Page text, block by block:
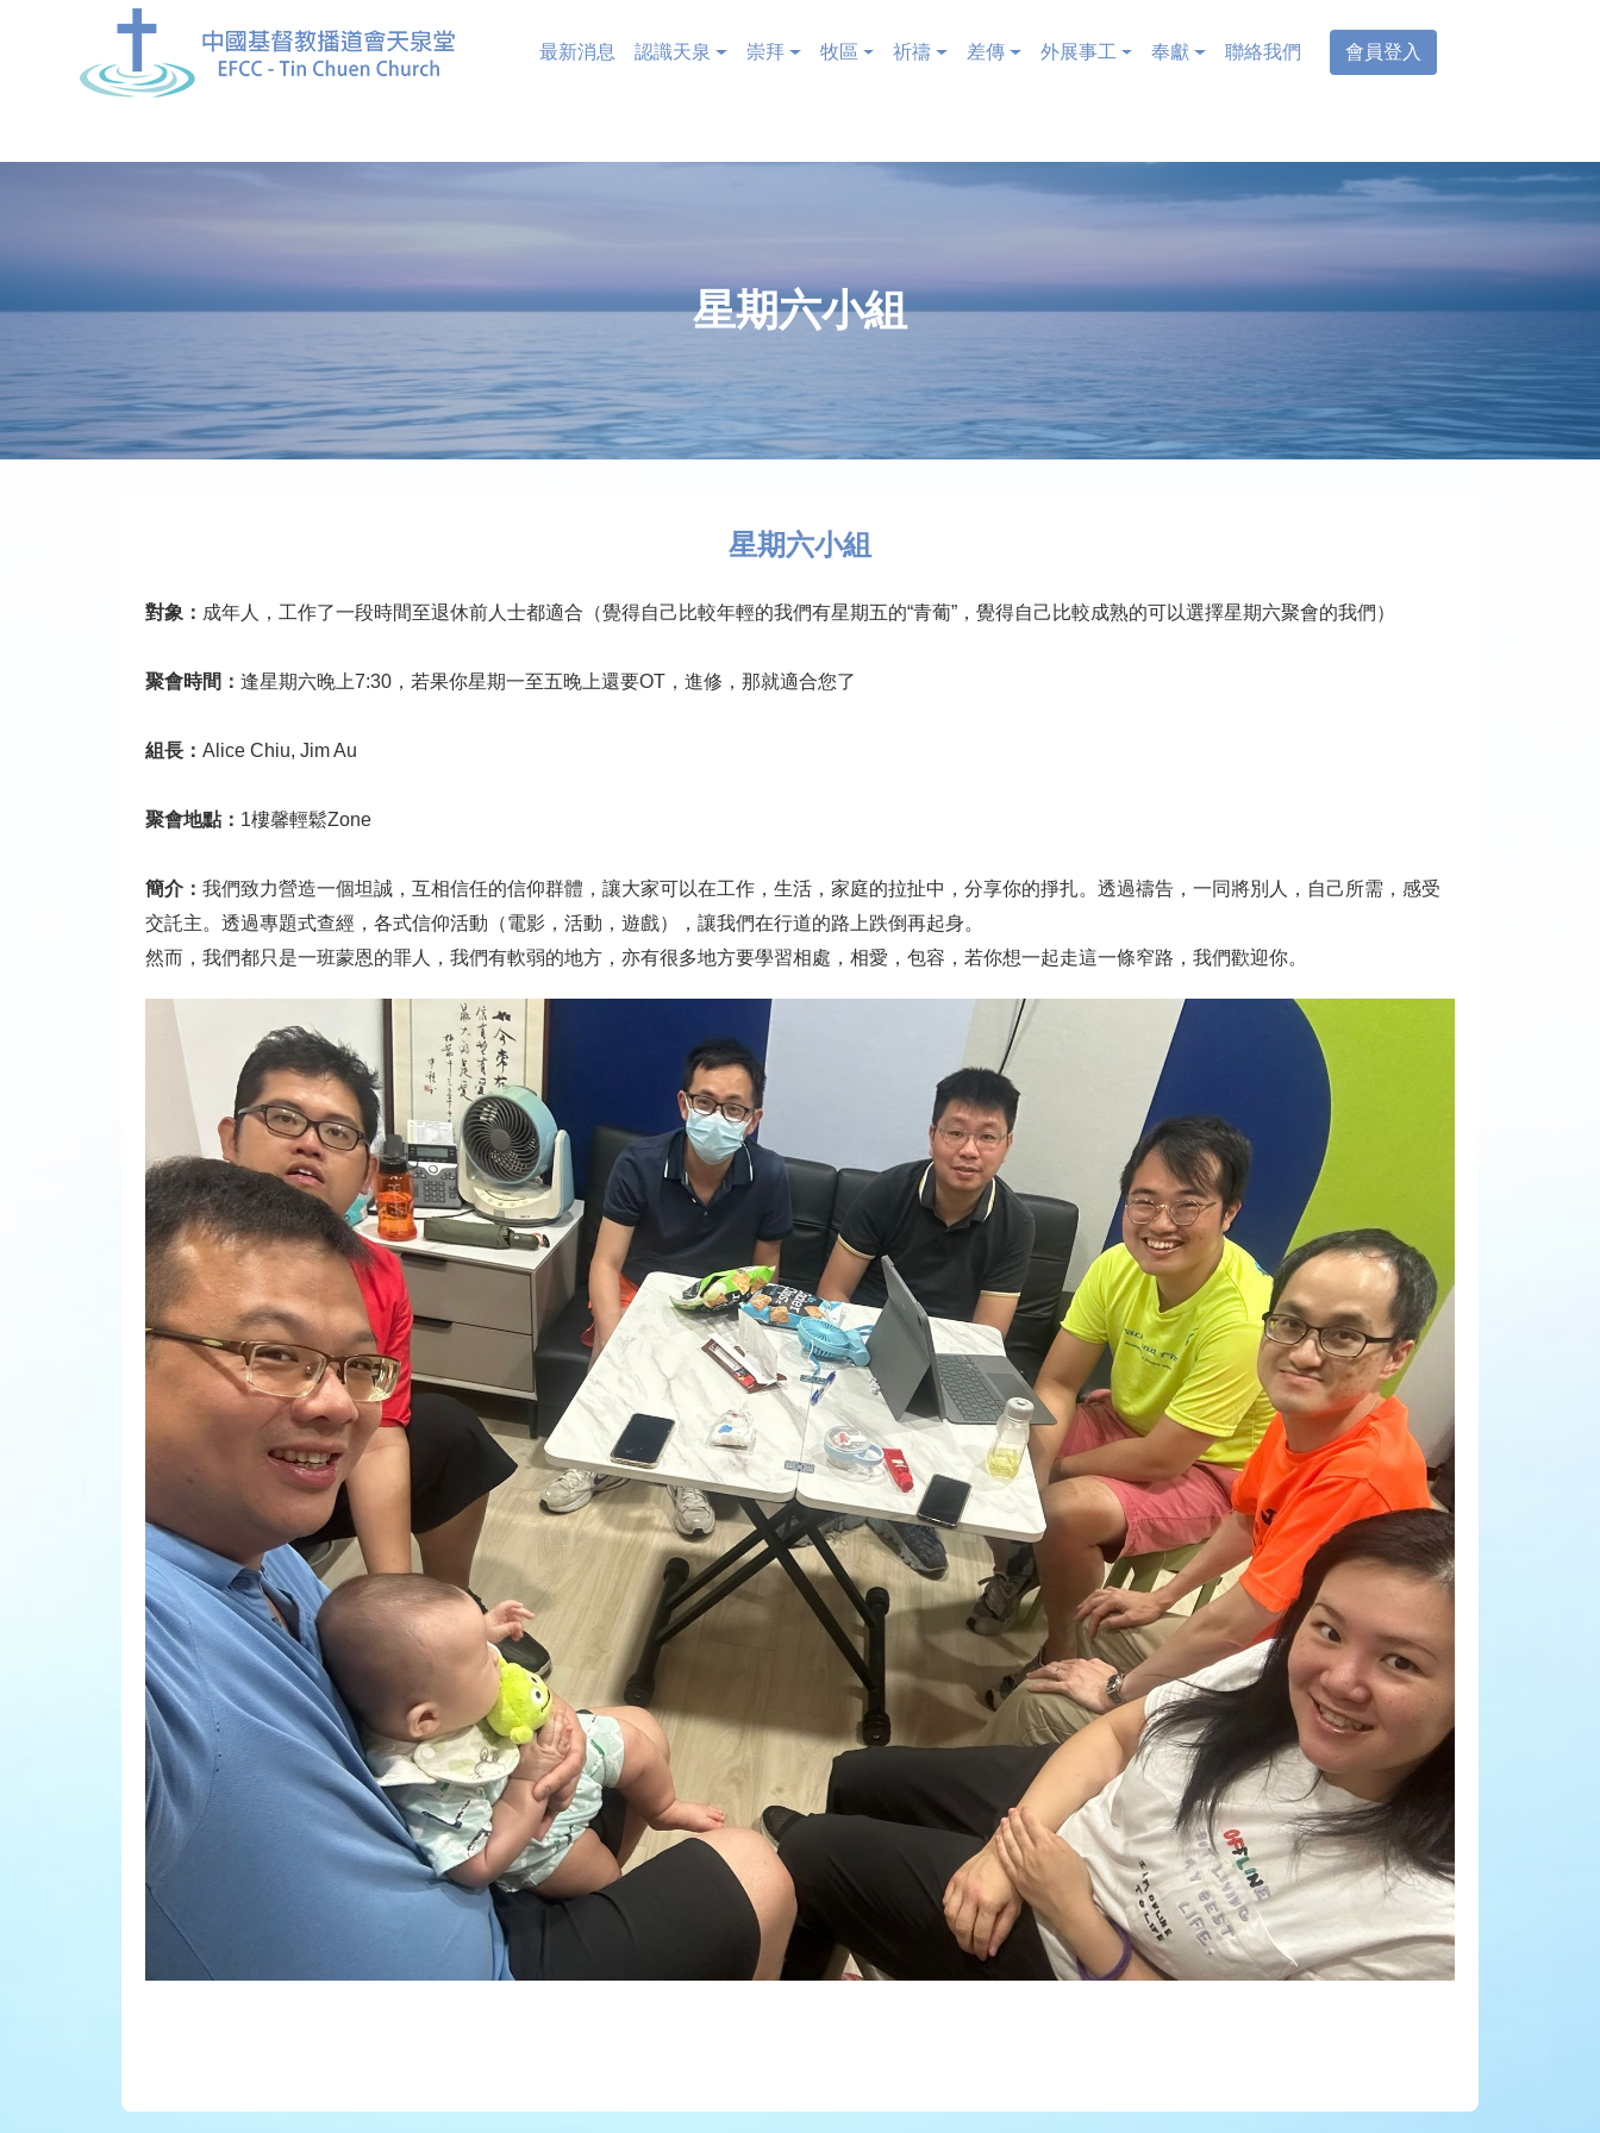
中國基督教播道會天泉堂 牧區資訊
最新消息 認識天泉 崇拜 牧區 祈禱 差傳 外展事工 奉獻 聯絡我們 會員登入
星期六小組
星期六小組
對象： 成年人，工作了一段時間至退休前人士都適合（覺得自己比較年輕的我們有星期五的“青葡”，覺得自己比較成熟的可以選擇星期六聚會的我們）
聚會時間： 逢星期六晚上7:30，若果你星期一至五晚上還要OT，進修，那就適合您了
組長： Alice Chiu, Jim Au
聚會地點： 1樓馨輕鬆Zone
簡介： 我們致力營造一個坦誠，互相信任的信仰群體，讓大家可以在工作，生活，家庭的拉扯中，分享你的掙扎。透過禱告，一同將別人，自己所需，感受
交託主。透過專題式查經，各式信仰活動（電影，活動，遊戲），讓我們在行道的路上跌倒再起身。
然而，我們都只是一班蒙恩的罪人，我們有軟弱的地方，亦有很多地方要學習相處，相愛，包容，若你想一起走這一條窄路，我們歡迎你。